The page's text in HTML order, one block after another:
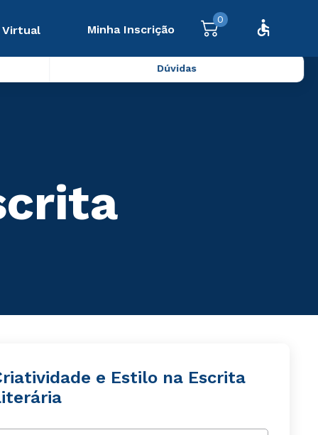
Virtual Minha Inscrição
0
Dúvidas
e Estilo na Escrita